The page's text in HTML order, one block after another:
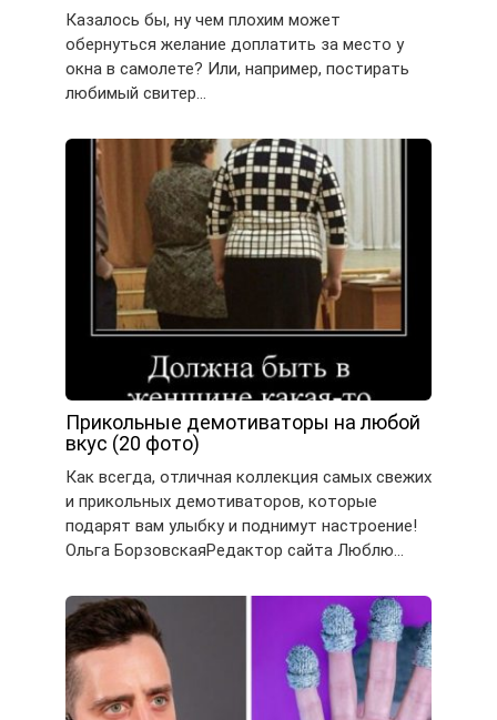
Казалось бы, ну чем плохим может
обернуться желание доплатить за место у
окна в самолете? Или, например, постирать
любимый свитер…
Прикольные демотиваторы на любой
вкус (20 фото)
Как всегда, отличная коллекция самых свежих
и прикольных демотиваторов, которые
подарят вам улыбку и поднимут настроение!
Ольга БорзовскаяРедактор сайта Люблю…